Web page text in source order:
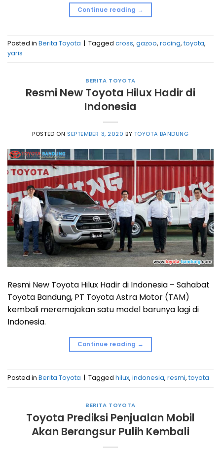
Continue reading →
Posted in Berita Toyota | Tagged cross, gazoo, racing, toyota,
yaris
BERITA TOYOTA
Resmi New Toyota Hilux Hadir di
Indonesia
POSTED ON SEPTEMBER 3, 2020 BY TOYOTA BANDUNG
Resmi New Toyota Hilux Hadir di Indonesia – Sahabat
Toyota Bandung, PT Toyota Astra Motor (TAM)
kembali meremajakan satu model barunya lagi di
Indonesia.
Continue reading →
Posted in Berita Toyota | Tagged hilux, indonesia, resmi, toyota
BERITA TOYOTA
Toyota Prediksi Penjualan Mobil
Akan Berangsur Pulih Kembali